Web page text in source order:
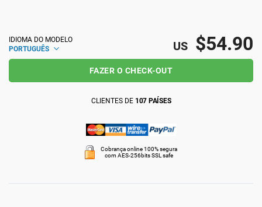
ISO 17025
Dispositivos médicos
IDIOMA DO MODELO
PORTUGUÊS
US $54.90
FAZER O CHECK-OUT
CLIENTES DE 107 PAÍSES
Cobrança online 100% segura
com AES-256bits SSL safe